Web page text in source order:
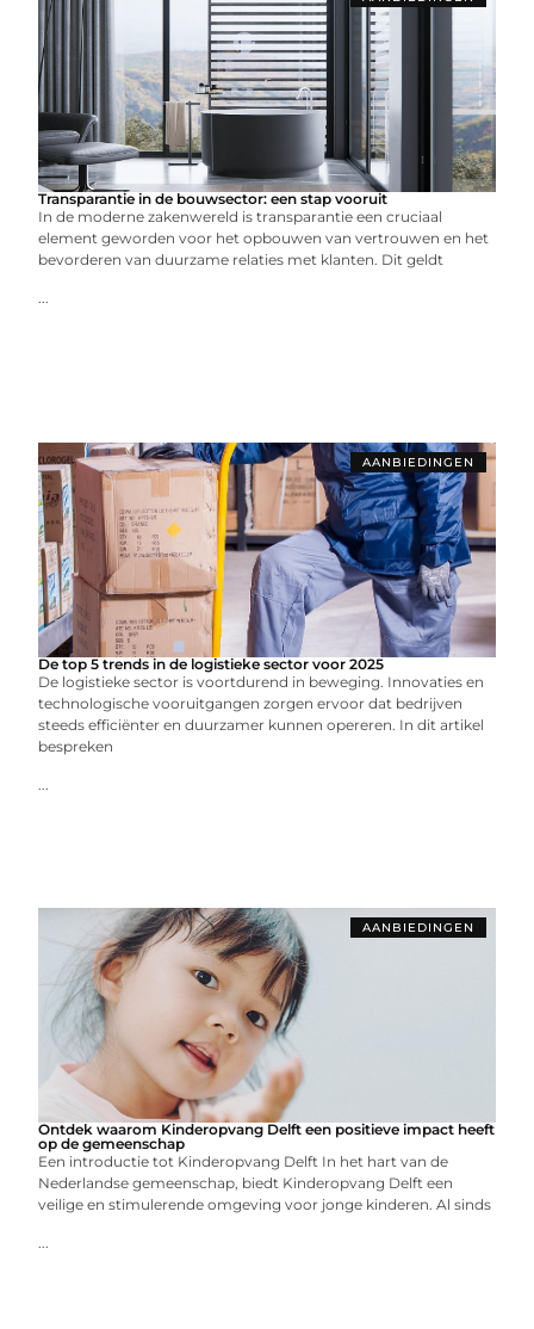
Transparantie in de bouwsector: een stap vooruit
In de moderne zakenwereld is transparantie een cruciaal
element geworden voor het opbouwen van vertrouwen en het
bevorderen van duurzame relaties met klanten. Dit geldt
...
AANBIEDINGEN
De top 5 trends in de logistieke sector voor 2025
De logistieke sector is voortdurend in beweging. Innovaties en
technologische vooruitgangen zorgen ervoor dat bedrijven
steeds efficiënter en duurzamer kunnen opereren. In dit artikel
bespreken
...
AANBIEDINGEN
Ontdek waarom Kinderopvang Delft een positieve impact heeft
op de gemeenschap
Een introductie tot Kinderopvang Delft In het hart van de
Nederlandse gemeenschap, biedt Kinderopvang Delft een
veilige en stimulerende omgeving voor jonge kinderen. Al sinds
...